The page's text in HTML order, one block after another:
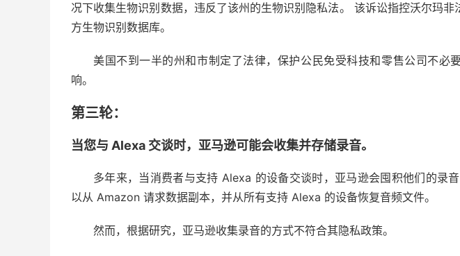
况下收集生物识别数据，违反了该州的生物识别隐私法。 该诉讼指控沃尔玛非
方生物识别数据库。
美国不到一半的州和市制定了法律，保护公民免受科技和零售公司不必
响。
第三轮：
当您与 Alexa 交谈时，亚马逊可能会收集并存储录音。
多年来，当消费者与支持 Alexa 的设备交谈时，亚马逊会囤积他们的录
以从 Amazon 请求数据副本，并从所有支持 Alexa 的设备恢复音频文件。
然而，根据研究，亚马逊收集录音的方式不符合其隐私政策。